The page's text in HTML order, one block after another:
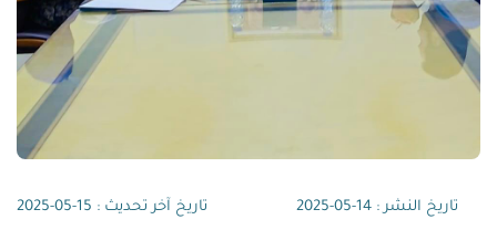
تاريخ النشر : 14-05-2025 تاريخ آخر تحديث : 15-05-2025